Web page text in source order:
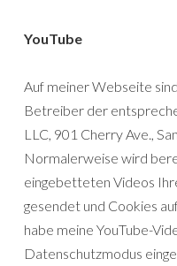
YouTube
Auf meiner Webseite
Betreiber der
LLC, 901 Cherry Ave.,
Normalerweise wird
eingebetteten Videos
gesendet und Cookies
habe meine YouTube-
Datenschutzmodus